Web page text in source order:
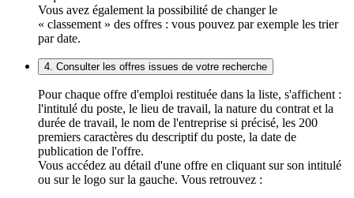
Vous avez également la possibilité de changer le
« classement » des offres : vous pouvez par exemple les trier
par date.
4. Consulter les offres issues de votre recherche
Pour chaque offre d'emploi restituée dans la liste, s'affichent :
l'intitulé du poste, le lieu de travail, la nature du contrat et la
durée de travail, le nom de l'entreprise si précisé, les 200
premiers caractères du descriptif du poste, la date de
publication de l'offre.
Vous accédez au détail d'une offre en cliquant sur son intitulé
ou sur le logo sur la gauche. Vous retrouvez :